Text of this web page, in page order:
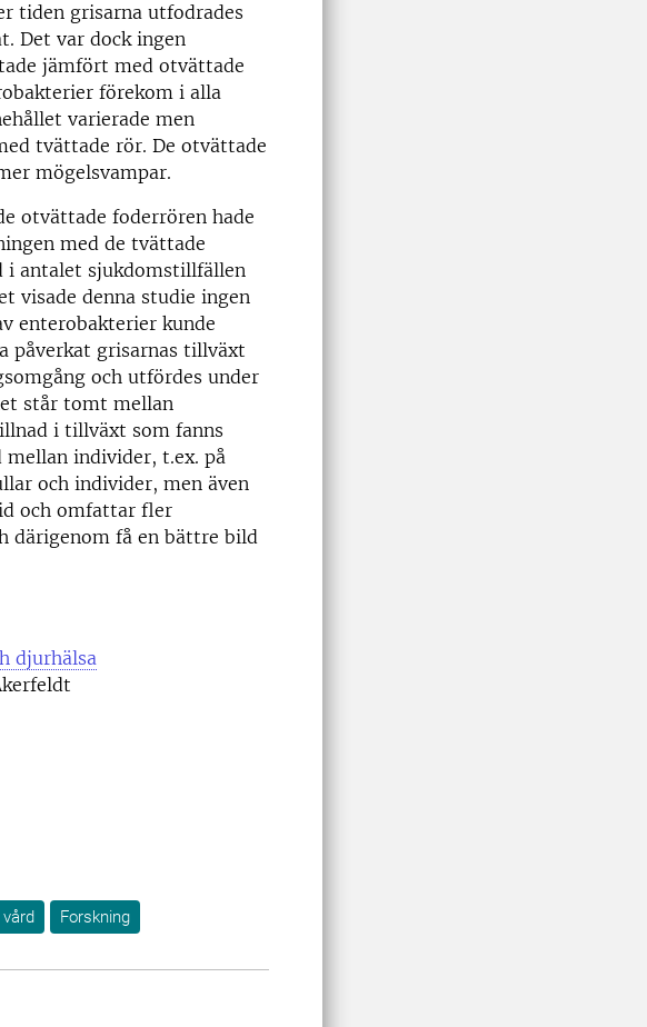
tiden grisarna utfodrades
Det var dock ingen
jämfört med otvättade
förekom i alla
varierade men
tvättade rör. De otvättade
mögelsvampar.
otvättade foderrören hade
med de tvättade
i antalet sjukdomstillfällen
visade denna studie ingen
enterobakterier kunde
påverkat grisarnas tillväxt
och utfördes under
står tomt mellan
i tillväxt som fanns
individer, t.ex. på
och individer, men även
och omfattar fler
därigenom få en bättre bild
djurhälsa
Forskning